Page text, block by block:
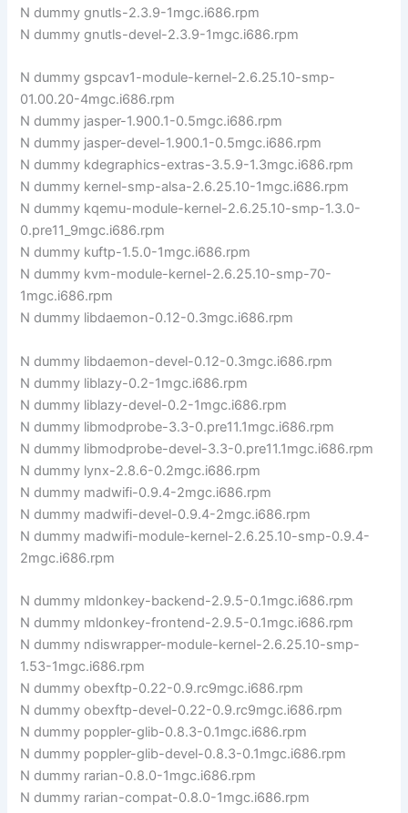
N dummy gnutls-2.3.9-1mgc.i686.rpm
N dummy gnutls-devel-2.3.9-1mgc.i686.rpm
N dummy gspcav1-module-kernel-2.6.25.10-smp-
01.00.20-4mgc.i686.rpm
N dummy jasper-1.900.1-0.5mgc.i686.rpm
N dummy jasper-devel-1.900.1-0.5mgc.i686.rpm
N dummy kdegraphics-extras-3.5.9-1.3mgc.i686.rpm
N dummy kernel-smp-alsa-2.6.25.10-1mgc.i686.rpm
N dummy kqemu-module-kernel-2.6.25.10-smp-1.3.0-
0.pre11_9mgc.i686.rpm
N dummy kuftp-1.5.0-1mgc.i686.rpm
N dummy kvm-module-kernel-2.6.25.10-smp-70-
1mgc.i686.rpm
N dummy libdaemon-0.12-0.3mgc.i686.rpm
N dummy libdaemon-devel-0.12-0.3mgc.i686.rpm
N dummy liblazy-0.2-1mgc.i686.rpm
N dummy liblazy-devel-0.2-1mgc.i686.rpm
N dummy libmodprobe-3.3-0.pre11.1mgc.i686.rpm
N dummy libmodprobe-devel-3.3-0.pre11.1mgc.i686.rpm
N dummy lynx-2.8.6-0.2mgc.i686.rpm
N dummy madwifi-0.9.4-2mgc.i686.rpm
N dummy madwifi-devel-0.9.4-2mgc.i686.rpm
N dummy madwifi-module-kernel-2.6.25.10-smp-0.9.4-
2mgc.i686.rpm
N dummy mldonkey-backend-2.9.5-0.1mgc.i686.rpm
N dummy mldonkey-frontend-2.9.5-0.1mgc.i686.rpm
N dummy ndiswrapper-module-kernel-2.6.25.10-smp-
1.53-1mgc.i686.rpm
N dummy obexftp-0.22-0.9.rc9mgc.i686.rpm
N dummy obexftp-devel-0.22-0.9.rc9mgc.i686.rpm
N dummy poppler-glib-0.8.3-0.1mgc.i686.rpm
N dummy poppler-glib-devel-0.8.3-0.1mgc.i686.rpm
N dummy rarian-0.8.0-1mgc.i686.rpm
N dummy rarian-compat-0.8.0-1mgc.i686.rpm